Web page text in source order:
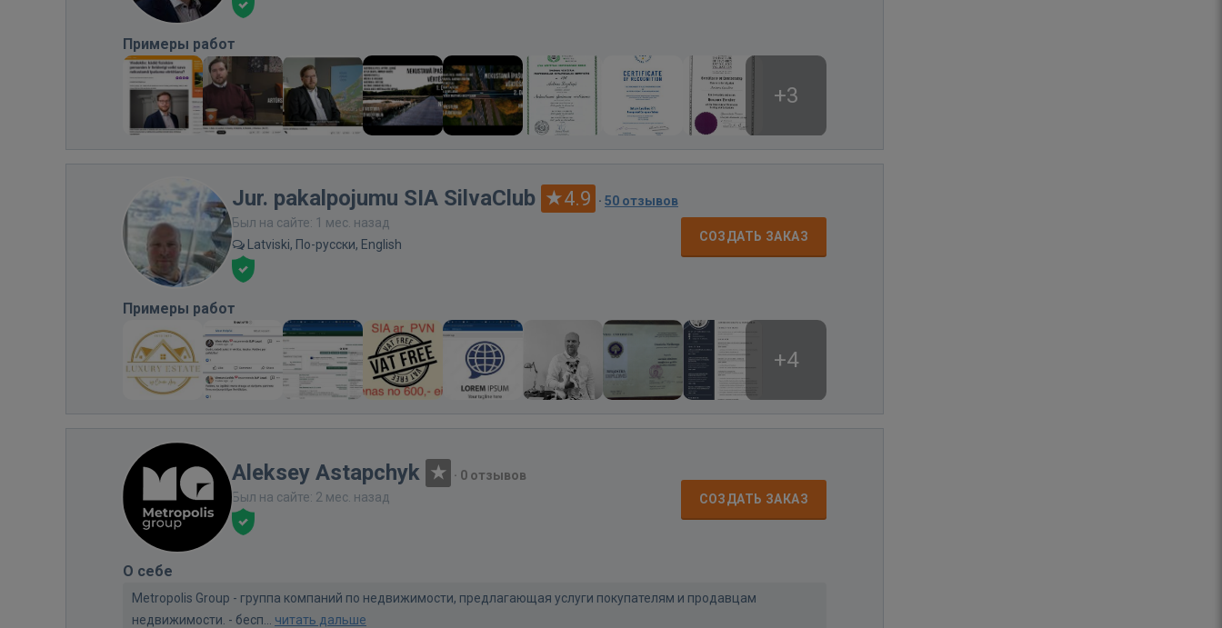
Примеры работ
+3
Jur. pakalpojumu SIA SilvaClub 4.9 · 50 отзывов
Был на сайте: 1 мес. назад
Latviski, По-русски, English
СОЗДАТЬ ЗАКАЗ
Примеры работ
+4
Aleksey Astapchyk · 0 отзывов
Был на сайте: 2 мес. назад
СОЗДАТЬ ЗАКАЗ
О себе
Metropolis Group - группа компаний по недвижимости, предлагающая услуги покупателям и продавцам
недвижимости. - бесп... читать дальше